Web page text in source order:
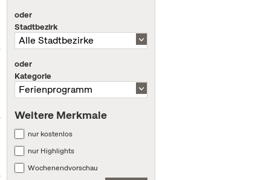
oder
Stadtbezirk
oder
Kategorie
Weitere Merkmale
nur kostenlos
nur Highlights
Wochenendvorschau